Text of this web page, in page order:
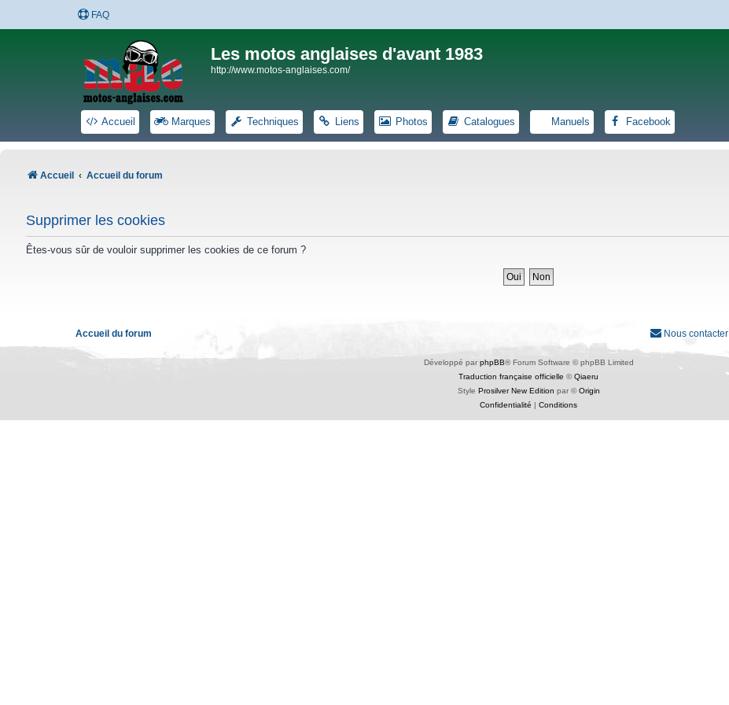
FAQ
Les motos anglaises d'avant 1983
http://www.motos-anglaises.com/
Accueil Marques Techniques Liens Photos Catalogues Manuels Facebook
Accueil Accueil du forum
Supprimer les cookies
Êtes-vous sûr de vouloir supprimer les cookies de ce forum ?
Accueil du forum Nous contacter
Développé par phpBB® Forum Software © phpBB Limited
Traduction française officielle ©Qiaeru
Style Prosilver New Edition par ©Origin
Confidentialité | Conditions